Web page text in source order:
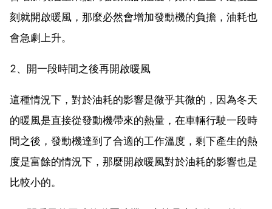
刻就開啟暖風，那麼必然會增加發動機的負擔，油耗也
會急劇上升。
2、開一段時間之後再開啟暖風
這種情況下，對於油耗的影響是微乎其微的，因為冬天
的暖風是直接從發動機帶來的熱量，在車輛行駛一段時
間之後，發動機達到了合適的工作溫度，剩下產生的熱
度是富餘的情況下，那麼開啟暖風對於油耗的影響也是
比較小的。